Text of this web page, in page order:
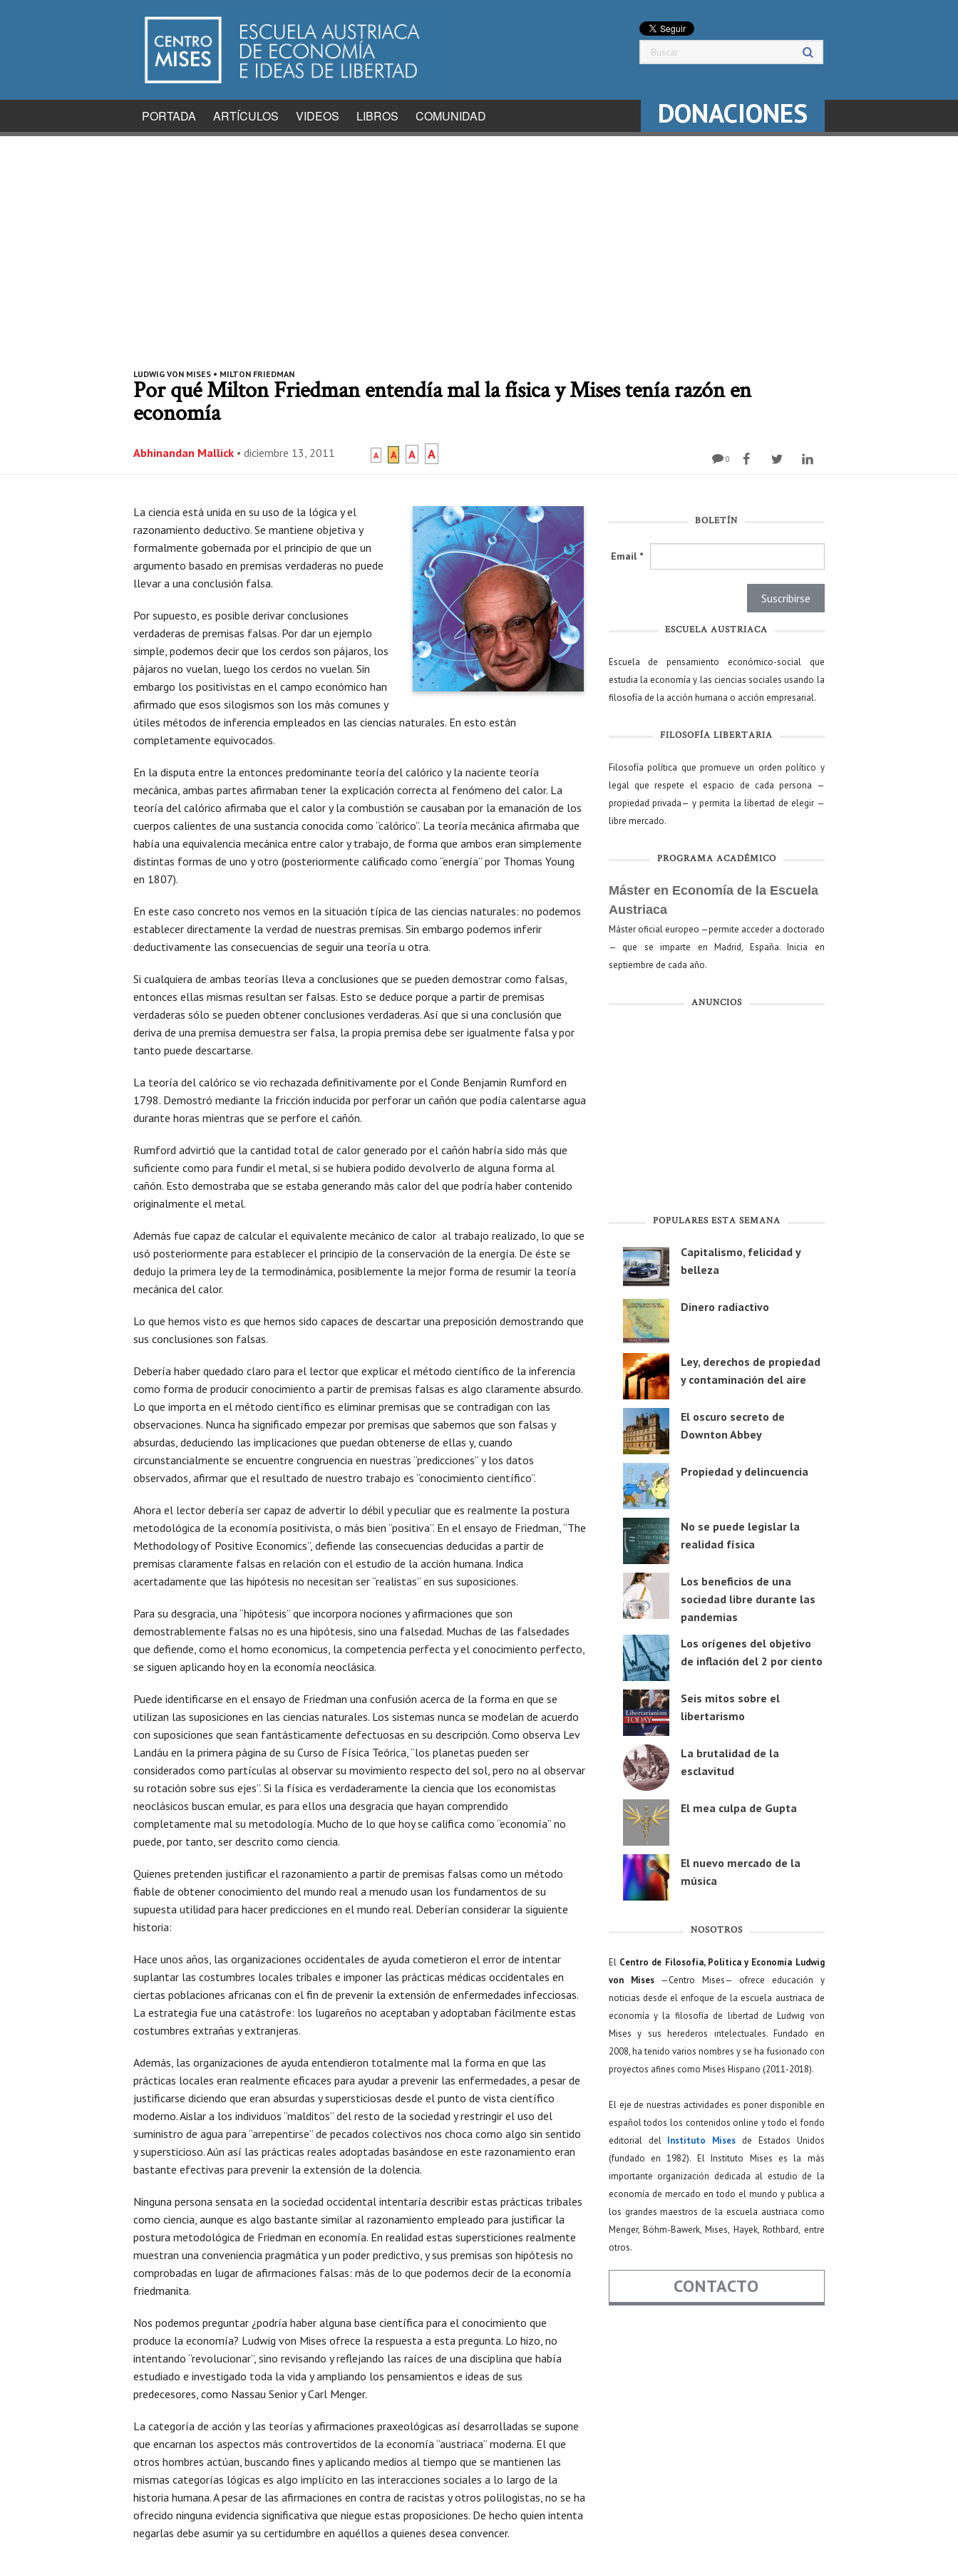
PORTADA ARTÍCULOS VIDEOS LIBROS COMUNIDAD DONACIONES
LUDWIG VON MISES • MILTON FRIEDMAN
Por qué Milton Friedman entendía mal la física y Mises tenía razón en
economía
Abhinandan Mallick • diciembre 13, 2011 A A A A 0
La ciencia está unida en su uso de la lógica y el
razonamiento deductivo. Se mantiene objetiva y
formalmente gobernada por el principio de que un
argumento basado en premisas verdaderas no puede
llevar a una conclusión falsa.
Por supuesto, es posible derivar conclusiones
verdaderas de premisas falsas. Por dar un ejemplo
simple, podemos decir que los cerdos son pájaros, los
pájaros no vuelan, luego los cerdos no vuelan. Sin
embargo los positivistas en el campo económico han
afirmado que esos silogismos son los más comunes y
útiles métodos de inferencia empleados en las ciencias naturales. En esto están
completamente equivocados.
En la disputa entre la entonces predominante teoría del calórico y la naciente teoría
mecánica, ambas partes afirmaban tener la explicación correcta al fenómeno del calor. La
teoría del calórico afirmaba que el calor y la combustión se causaban por la emanación de los
cuerpos calientes de una sustancia conocida como “calórico”. La teoría mecánica afirmaba que
había una equivalencia mecánica entre calor y trabajo, de forma que ambos eran simplemente
distintas formas de uno y otro (posteriormente calificado como “energía” por Thomas Young
en 1807).
En este caso concreto nos vemos en la situación típica de las ciencias naturales: no podemos
establecer directamente la verdad de nuestras premisas. Sin embargo podemos inferir
deductivamente las consecuencias de seguir una teoría u otra.
Si cualquiera de ambas teorías lleva a conclusiones que se pueden demostrar como falsas,
entonces ellas mismas resultan ser falsas. Esto se deduce porque a partir de premisas
verdaderas sólo se pueden obtener conclusiones verdaderas. Así que si una conclusión que
deriva de una premisa demuestra ser falsa, la propia premisa debe ser igualmente falsa y por
tanto puede descartarse.
La teoría del calórico se vio rechazada definitivamente por el Conde Benjamin Rumford en
1798. Demostró mediante la fricción inducida por perforar un cañón que podía calentarse agua
durante horas mientras que se perfore el cañón.
Rumford advirtió que la cantidad total de calor generado por el cañón habría sido más que
suficiente como para fundir el metal, si se hubiera podido devolverlo de alguna forma al
cañón. Esto demostraba que se estaba generando más calor del que podría haber contenido
originalmente el metal.
Además fue capaz de calcular el equivalente mecánico de calor al trabajo realizado, lo que se
usó posteriormente para establecer el principio de la conservación de la energía. De éste se
dedujo la primera ley de la termodinámica, posiblemente la mejor forma de resumir la teoría
mecánica del calor.
Lo que hemos visto es que hemos sido capaces de descartar una preposición demostrando que
sus conclusiones son falsas.
Debería haber quedado claro para el lector que explicar el método científico de la inferencia
como forma de producir conocimiento a partir de premisas falsas es algo claramente absurdo.
Lo que importa en el método científico es eliminar premisas que se contradigan con las
observaciones. Nunca ha significado empezar por premisas que sabemos que son falsas y
absurdas, deduciendo las implicaciones que puedan obtenerse de ellas y, cuando
circunstancialmente se encuentre congruencia en nuestras “predicciones” y los datos
observados, afirmar que el resultado de nuestro trabajo es “conocimiento científico”.
Ahora el lector debería ser capaz de advertir lo débil y peculiar que es realmente la postura
metodológica de la economía positivista, o más bien “positiva”. En el ensayo de Friedman, “The
Methodology of Positive Economics”, defiende las consecuencias deducidas a partir de
premisas claramente falsas en relación con el estudio de la acción humana. Indica
acertadamente que las hipótesis no necesitan ser “realistas” en sus suposiciones.
Para su desgracia, una “hipótesis” que incorpora nociones y afirmaciones que son
demostrablemente falsas no es una hipótesis, sino una falsedad. Muchas de las falsedades
que defiende, como el homo economicus, la competencia perfecta y el conocimiento perfecto,
se siguen aplicando hoy en la economía neoclásica.
Puede identificarse en el ensayo de Friedman una confusión acerca de la forma en que se
utilizan las suposiciones en las ciencias naturales. Los sistemas nunca se modelan de acuerdo
con suposiciones que sean fantásticamente defectuosas en su descripción. Como observa Lev
Landáu en la primera página de su Curso de Física Teórica, “los planetas pueden ser
considerados como partículas al observar su movimiento respecto del sol, pero no al observar
su rotación sobre sus ejes”. Si la física es verdaderamente la ciencia que los economistas
neoclásicos buscan emular, es para ellos una desgracia que hayan comprendido
completamente mal su metodología. Mucho de lo que hoy se califica como “economía” no
puede, por tanto, ser descrito como ciencia.
Quienes pretenden justificar el razonamiento a partir de premisas falsas como un método
fiable de obtener conocimiento del mundo real a menudo usan los fundamentos de su
supuesta utilidad para hacer predicciones en el mundo real. Deberían considerar la siguiente
historia:
Hace unos años, las organizaciones occidentales de ayuda cometieron el error de intentar
suplantar las costumbres locales tribales e imponer las prácticas médicas occidentales en
ciertas poblaciones africanas con el fin de prevenir la extensión de enfermedades infecciosas.
La estrategia fue una catástrofe: los lugareños no aceptaban y adoptaban fácilmente estas
costumbres extrañas y extranjeras.
Además, las organizaciones de ayuda entendieron totalmente mal la forma en que las
prácticas locales eran realmente eficaces para ayudar a prevenir las enfermedades, a pesar de
justificarse diciendo que eran absurdas y supersticiosas desde el punto de vista científico
moderno. Aislar a los individuos “malditos” del resto de la sociedad y restringir el uso del
suministro de agua para “arrepentirse” de pecados colectivos nos choca como algo sin sentido
y supersticioso. Aún así las prácticas reales adoptadas basándose en este razonamiento eran
bastante efectivas para prevenir la extensión de la dolencia.
Ninguna persona sensata en la sociedad occidental intentaría describir estas prácticas tribales
como ciencia, aunque es algo bastante similar al razonamiento empleado para justificar la
postura metodológica de Friedman en economía. En realidad estas supersticiones realmente
muestran una conveniencia pragmática y un poder predictivo, y sus premisas son hipótesis no
comprobadas en lugar de afirmaciones falsas: más de lo que podemos decir de la economía
friedmanita.
Nos podemos preguntar ¿podría haber alguna base científica para el conocimiento que
produce la economía? Ludwig von Mises ofrece la respuesta a esta pregunta. Lo hizo, no
intentando “revolucionar”, sino revisando y reflejando las raíces de una disciplina que había
estudiado e investigado toda la vida y ampliando los pensamientos e ideas de sus
predecesores, como Nassau Senior y Carl Menger.
La categoría de acción y las teorías y afirmaciones praxeológicas así desarrolladas se supone
que encarnan los aspectos más controvertidos de la economía “austriaca” moderna. El que
otros hombres actúan, buscando fines y aplicando medios al tiempo que se mantienen las
mismas categorías lógicas es algo implícito en las interacciones sociales a lo largo de la
historia humana. A pesar de las afirmaciones en contra de racistas y otros polilogistas, no se ha
ofrecido ninguna evidencia significativa que niegue estas proposiciones. De hecho quien intenta
negarlas debe asumir ya su certidumbre en aquéllos a quienes desea convencer.
BOLETÍN
Email *
ESCUELA AUSTRIACA
Escuela de pensamiento económico-social que
estudia la economía y las ciencias sociales usando la
filosofía de la acción humana o acción empresarial.
FILOSOFÍA LIBERTARIA
Filosofía política que promueve un orden político y
legal que respete el espacio de cada persona —
propiedad privada— y permita la libertad de elegir —
libre mercado.
PROGRAMA ACADÉMICO
Máster en Economía de la Escuela
Austriaca
Máster oficial europeo —permite acceder a doctorado
— que se imparte en Madrid, España. Inicia en
septiembre de cada año.
ANUNCIOS
POPULARES ESTA SEMANA
Capitalismo, felicidad y
belleza
Dinero radiactivo
Ley, derechos de propiedad
y contaminación del aire
El oscuro secreto de
Downton Abbey
Propiedad y delincuencia
No se puede legislar la
realidad física
Los beneficios de una
sociedad libre durante las
pandemias
Los orígenes del objetivo
de inflación del 2 por ciento
Seis mitos sobre el
libertarismo
La brutalidad de la
esclavitud
El mea culpa de Gupta
El nuevo mercado de la
música
NOSOTROS
El Centro de Filosofía, Política y Economía Ludwig
von Mises—Centro Mises— ofrece educación y
noticias desde el enfoque de la escuela austriaca de
economía y la filosofía de libertad de Ludwig von
Mises y sus herederos intelectuales. Fundado en
2008, ha tenido varios nombres y se ha fusionado con
proyectos afines como Mises Hispano (2011-2018).
El eje de nuestras actividades es poner disponible en
español todos los contenidos online y todo el fondo
editorial del Instituto Mises de Estados Unidos
(fundado en 1982). El Instituto Mises es la más
importante organización dedicada al estudio de la
economía de mercado en todo el mundo y publica a
los grandes maestros de la escuela austriaca como
Menger, Böhm-Bawerk, Mises, Hayek, Rothbard, entre
otros.
CONTACTO